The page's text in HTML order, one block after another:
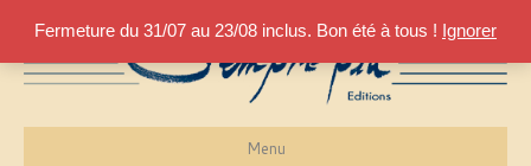
Fermeture du 31/07 au 23/08 inclus. Bon été à tous ! Ignorer
Menu